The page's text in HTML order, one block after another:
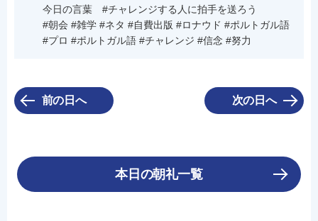
今日の言葉 #チャレンジする人に拍手を送ろう
#朝会 #雑学 #ネタ #自費出版 #ロナウド #ポルトガル語
#プロ #ポルトガル語 #チャレンジ #信念 #努力
前の日へ 次の日へ
本日の朝礼一覧